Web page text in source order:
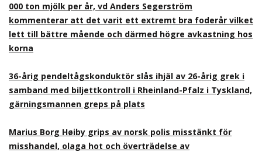
000 ton mjölk per år, vd Anders Segerström
kommenterar att det varit ett extremt bra foderår vilket
lett till bättre mående och därmed högre avkastning hos
korna
36-årig pendeltågskonduktör slås ihjäl av 26-årig grek i
samband med biljettkontroll i Rheinland-Pfalz i Tyskland,
gärningsmannen greps på plats
Marius Borg Høiby grips av norsk polis misstänkt för
misshandel, olaga hot och överträdelse av